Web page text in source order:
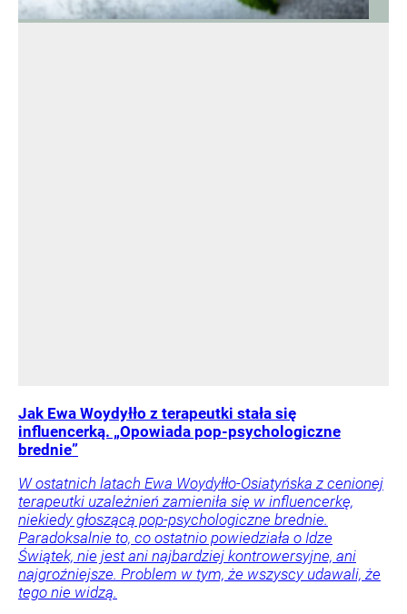
Jak Ewa Woydyłło z terapeutki stała się
influencerką. „Opowiada pop-psychologiczne
brednie”
W ostatnich latach Ewa Woydyłło-Osiatyńska z cenionej
terapeutki uzależnień zamieniła się w influencerkę,
niekiedy głoszącą pop-psychologiczne brednie.
Paradoksalnie to, co ostatnio powiedziała o Idze
Świątek, nie jest ani najbardziej kontrowersyjne, ani
najgroźniejsze. Problem w tym, że wszyscy udawali, że
tego nie widzą.